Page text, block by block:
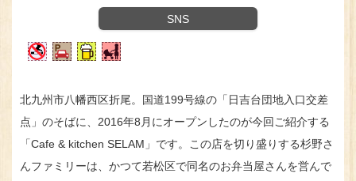
SNS
北九州市八幡西区折尾。国道199号線の「日吉台団地入口交差
点」のそばに、2016年8月にオープンしたのが今回ご紹介する
「Cafe & kitchen SELAM」です。この店を切り盛りする杉野さ
んファミリーは、かつて若松区で同名のお弁当屋さんを営んで